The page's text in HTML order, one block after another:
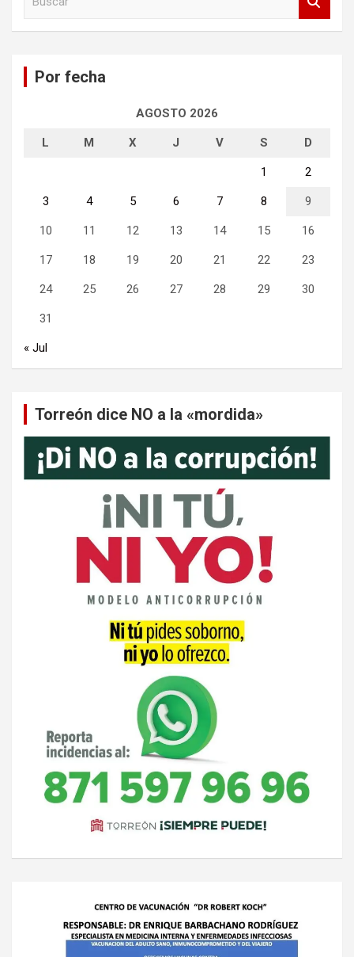
Por fecha
AGOSTO 2026
L M X J V S D
1 2
3 4 5 6 7 8 9
10 11 12 13 14 15 16
17 18 19 20 21 22 23
24 25 26 27 28 29 30
31
« Jul
Torreón dice NO a la «mordida»